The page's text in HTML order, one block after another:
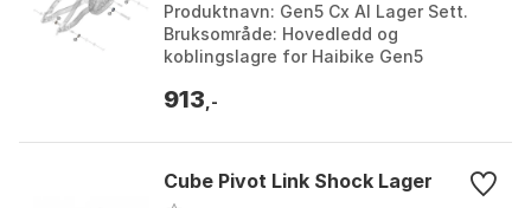
Produktnavn: Gen5 Cx Al Lager Sett.
Bruksområde: Hovedledd og
koblingslagre for Haibike Gen5
Haibike fulldempede elsykkelmodel...
913 ,-
Cube Pivot Link Shock Lager